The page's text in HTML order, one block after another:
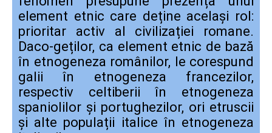
element etnic care deține același rol:
prioritar activ al civilizației romane.
Daco-geților, ca element etnic de bază
în etnogeneza românilor, le corespund
galii în etnogeneza francezilor,
respectiv celtiberii în etnogeneza
spaniolilor și portughezilor, ori etruscii
și alte populații italice în etnogeneza